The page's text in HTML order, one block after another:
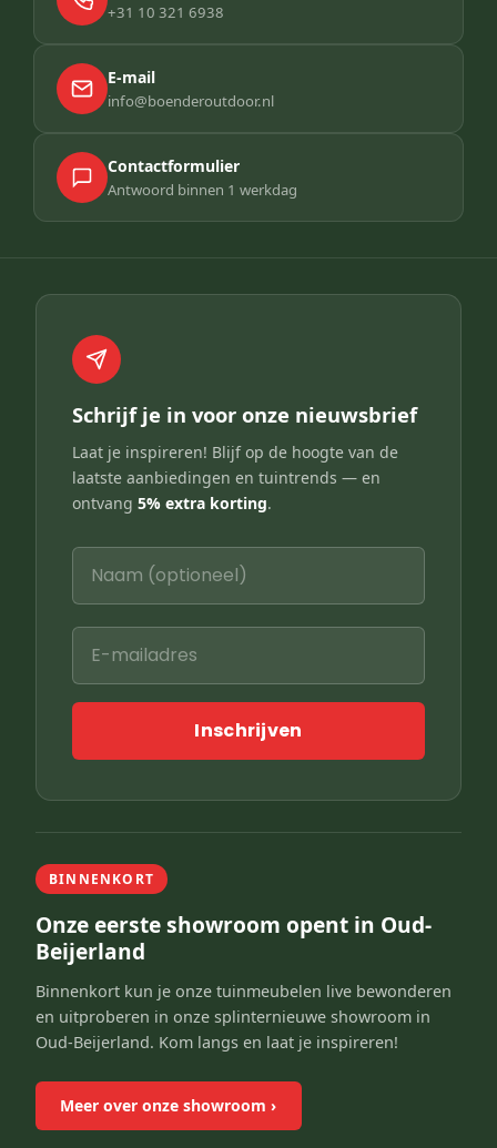
+31 10 321 6938
E-mail
info@boenderoutdoor.nl
Contactformulier
Antwoord binnen 1 werkdag
Schrijf je in voor onze nieuwsbrief
Laat je inspireren! Blijf op de hoogte van de
laatste aanbiedingen en tuintrends — en
ontvang 5% extra korting.
Inschrijven
BINNENKORT
Onze eerste showroom opent in Oud-
Beijerland
Binnenkort kun je onze tuinmeubelen live bewonderen
en uitproberen in onze splinternieuwe showroom in
Oud-Beijerland. Kom langs en laat je inspireren!
Meer over onze showroom ›